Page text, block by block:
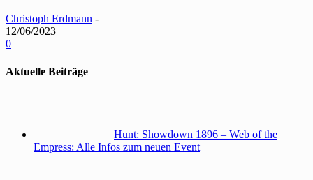
Christoph Erdmann -
12/06/2023
0
Aktuelle Beiträge
Hunt: Showdown 1896 – Web of the
Empress: Alle Infos zum neuen Event